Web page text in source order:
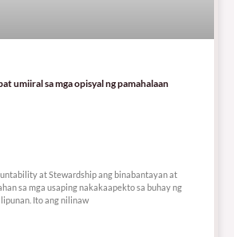
umiiral sa mga opisyal ng pamahalaan
at Stewardship ang binabantayan at
sa mga usaping nakakaapekto sa buhay ng
Ito ang nilinaw